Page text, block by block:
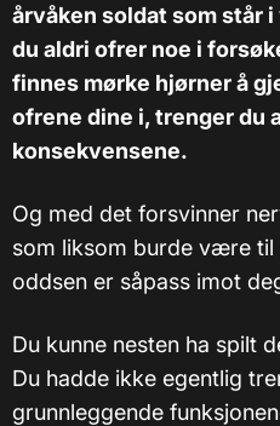
årvåken soldat som står
du aldri ofrer noe i
finnes mørke hjørner å
ofrene dine i, trenger du
konsekvensene.
Og med det forsvinner
som liksom burde være til
oddsen er såpass imot
Du kunne nesten ha spilt
Du hadde ikke egentlig
grunnleggende